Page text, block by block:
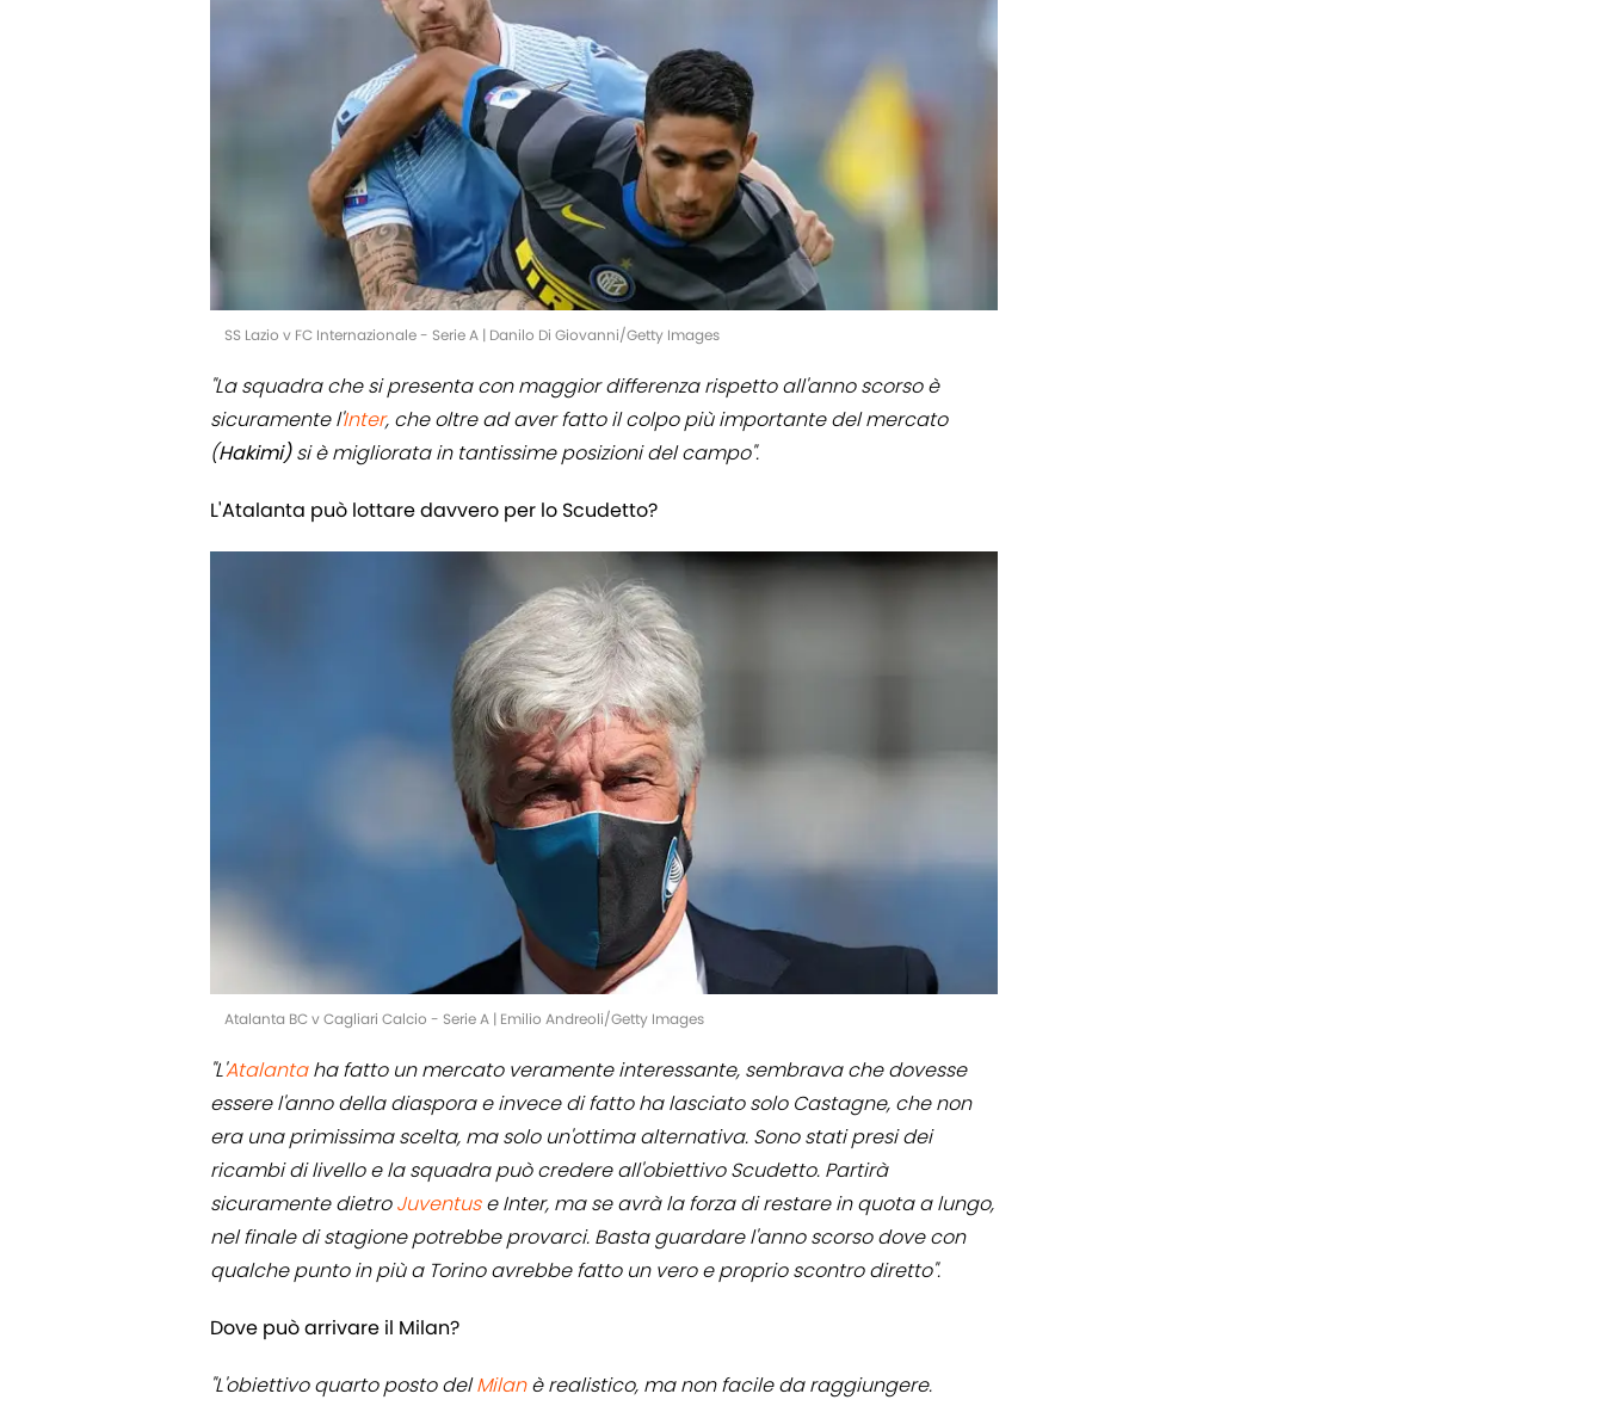
SS Lazio v FC Internazionale - Serie A | Danilo Di Giovanni/Getty Images
"La squadra che si presenta con maggior differenza rispetto all'anno scorso è
sicuramente l'Inter, che oltre ad aver fatto il colpo più importante del mercato
(Hakimi)si è migliorata in tantissime posizioni del campo".
L'Atalanta può lottare davvero per lo Scudetto?
Atalanta BC v Cagliari Calcio - Serie A | Emilio Andreoli/Getty Images
"L'Atalantaha fatto un mercato veramente interessante, sembrava che dovesse
essere l'anno della diaspora e invece di fatto ha lasciato solo Castagne, che non
era una primissima scelta, ma solo un'ottima alternativa. Sono stati presi dei
ricambi di livello e la squadra può credere all'obiettivo Scudetto. Partirà
sicuramente dietroJuventuse Inter, ma se avrà la forza di restare in quota a lungo,
nel finale di stagione potrebbe provarci. Basta guardare l'anno scorso dove con
qualche punto in più a Torino avrebbe fatto un vero e proprio scontro diretto".
Dove può arrivare il Milan?
"L'obiettivo quarto posto delMilanè realistico, ma non facile da raggiungere.